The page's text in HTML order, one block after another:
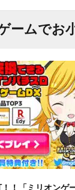
ームでお
！「ミリオンゲ